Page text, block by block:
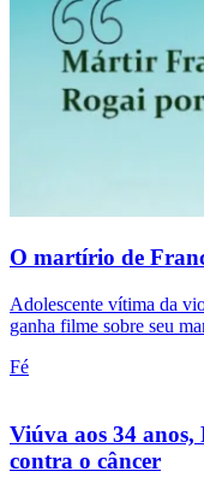
O martírio de
Adolescente vítima da
ganha filme sobre seu
Fé
Viúva aos 34
contra o câncer